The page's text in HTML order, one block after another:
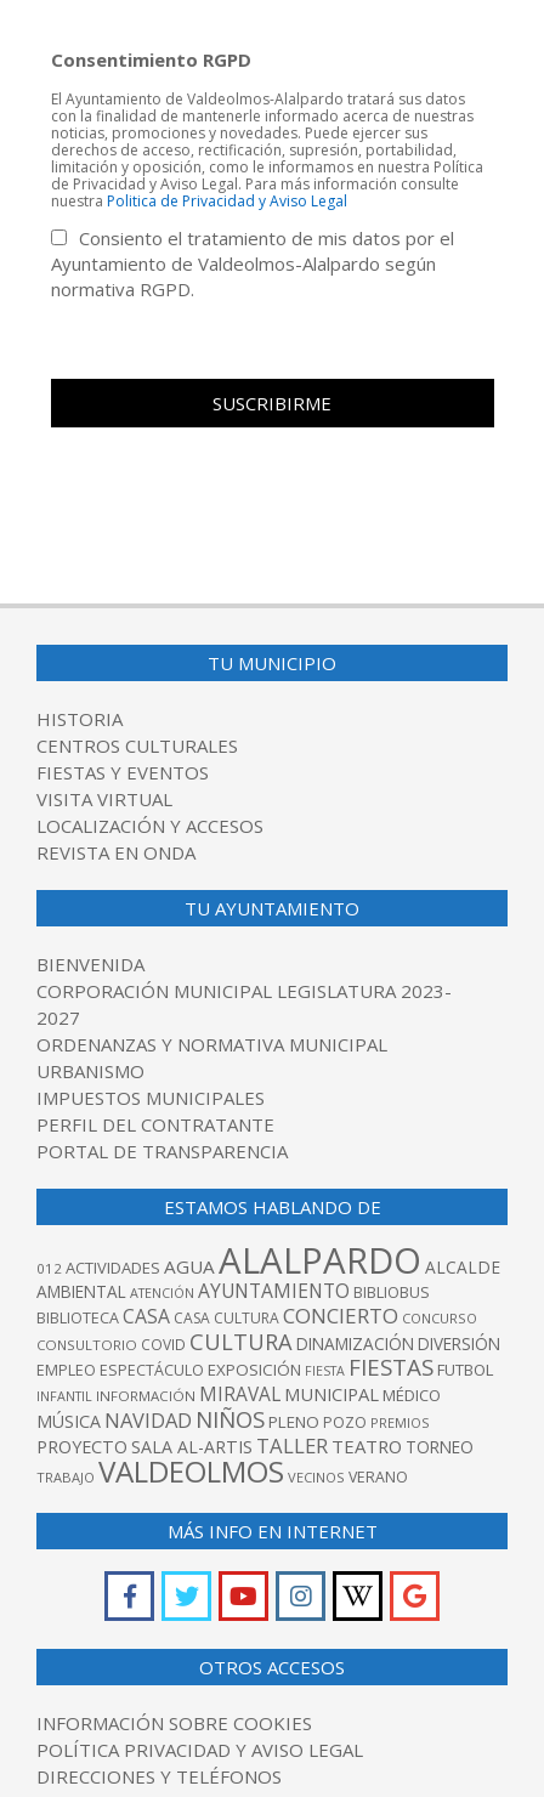
Consentimiento RGPD
El Ayuntamiento de Valdeolmos-Alalpardo tratará sus datos
con la finalidad de mantenerle informado acerca de nuestras
noticias, promociones y novedades. Puede ejercer sus
derechos de acceso, rectificación, supresión, portabilidad,
limitación y oposición, como le informamos en nuestra Política
de Privacidad y Aviso Legal. Para más información consulte
nuestra Politica de Privacidad y Aviso Legal
Consiento el tratamiento de mis datos por el
Ayuntamiento de Valdeolmos-Alalpardo según
normativa RGPD.
TU MUNICIPIO
HISTORIA
CENTROS CULTURALES
FIESTAS Y EVENTOS
VISITA VIRTUAL
LOCALIZACIÓN Y ACCESOS
REVISTA EN ONDA
TU AYUNTAMIENTO
BIENVENIDA
CORPORACIÓN MUNICIPAL LEGISLATURA 2023-
2027
ORDENANZAS Y NORMATIVA MUNICIPAL
URBANISMO
IMPUESTOS MUNICIPALES
PERFIL DEL CONTRATANTE
PORTAL DE TRANSPARENCIA
ESTAMOS HABLANDO DE
012 ACTIVIDADES AGUAALALPARDO ALCALDE
AMBIENTAL ATENCIÓN AYUNTAMIENTO BIBLIOBUS
BIBLIOTECACASA CASA CULTURACONCIERTO CONCURSO
CONSULTORIO COVID CULTURA DINAMIZACIÓN DIVERSIÓN
EMPLEO ESPECTÁCULO EXPOSICIÓN FIESTA FIESTAS FUTBOL
INFANTIL INFORMACIÓN MIRAVAL MUNICIPAL MÉDICO
MÚSICA NAVIDAD NIÑOS PLENO POZO PREMIOS
PROYECTO SALA AL-ARTIS TALLER TEATRO TORNEO
TRABAJO VALDEOLMOS VECINOS VERANO
MÁS INFO EN INTERNET
OTROS ACCESOS
INFORMACIÓN SOBRE COOKIES
POLÍTICA PRIVACIDAD Y AVISO LEGAL
DIRECCIONES Y TELÉFONOS